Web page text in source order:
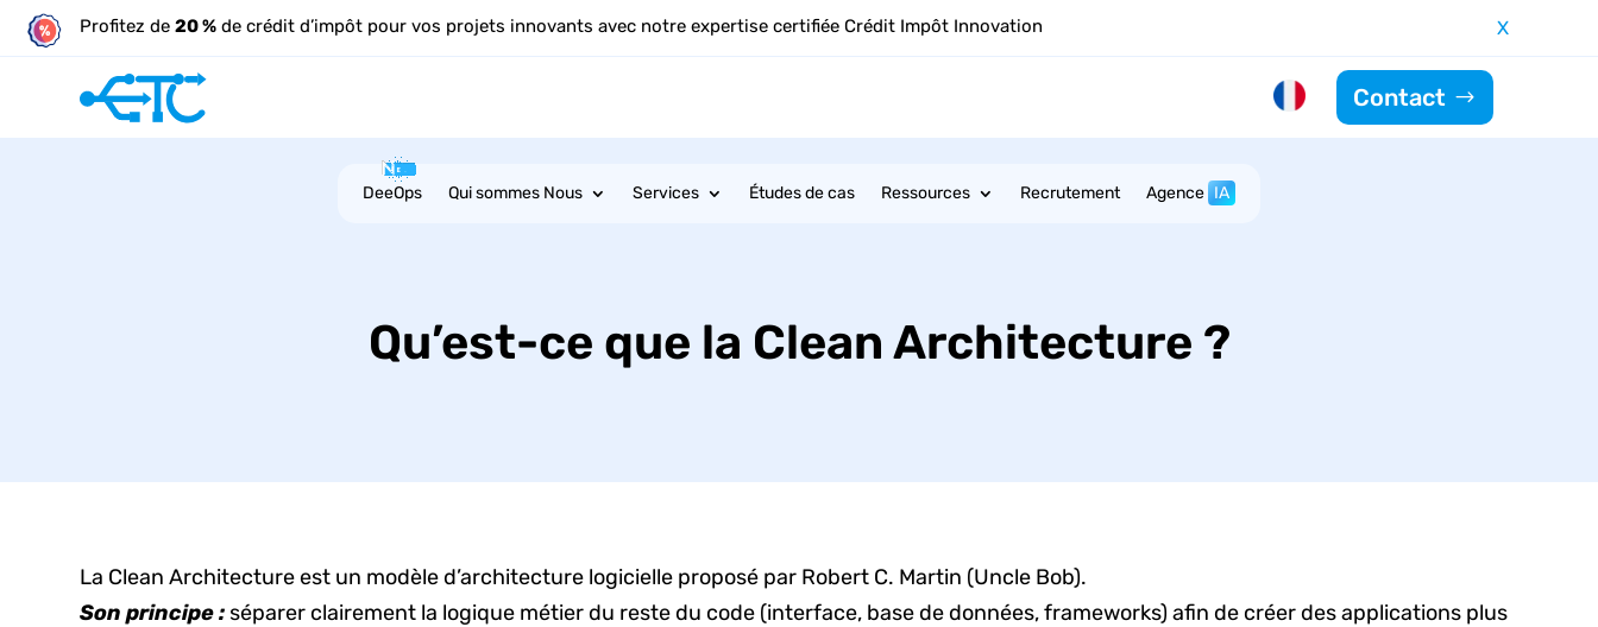
Profitez de20 % de crédit d’impôt pour vos projets innovants avec notre expertise certifiée Crédit Impôt Innovation X
Contact
DeeOps Qui sommes Nous Services Études de cas Ressources Recrutement Agence IA
Qu’est-ce que la Clean Architecture ?
La Clean Architecture est un modèle d’architecture logicielle proposé par Robert C. Martin (Uncle Bob).
Son principe : séparer clairement la logique métier du reste du code (interface, base de données, frameworks) afin de créer des applications plus